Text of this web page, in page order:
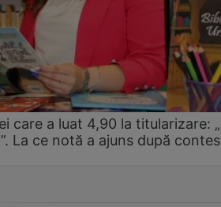
care a luat 4,90 la titularizare:
La ce notă a ajuns după